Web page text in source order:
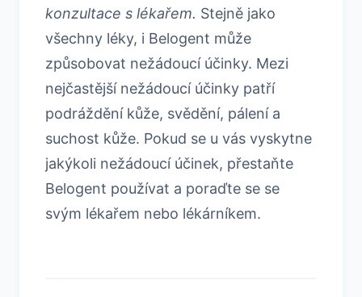
konzultace s lékařem. Stejně jako
všechny léky, i Belogent může
způsobovat nežádoucí účinky. Mezi
nejčastější nežádoucí účinky patří
podráždění kůže, svědění, pálení a
suchost kůže. Pokud se u vás vyskytne
jakýkoli nežádoucí účinek, přestaňte
Belogent používat a poraďte se se
svým lékařem nebo lékárníkem.